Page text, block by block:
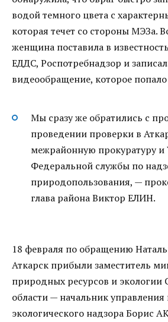
водой темного цвета с
которая течет со стороны МЭЗа.
женщина поставила в
ЕДДС, Роспотребнадзор и
видеообращение, которое
Мы сразу же обратились с
проведении проверки в
межрайонную прокуратуру и
Федеральной службы по
природопользования, —
глава района Виктор ЕЛИН.
18 февраля по обращению
Аткарск прибыли заместитель
природных ресурсов и экологии
области — начальник управления
экологического надзора Борис